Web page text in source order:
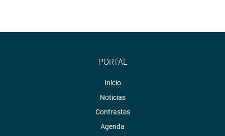
PORTAL
Inicio
Noticias
Contrastes
Agenda